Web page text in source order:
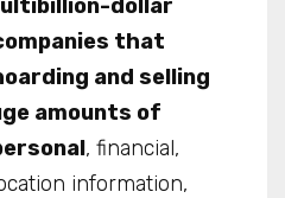
dollar
that
and selling
amounts of
, financial,
information,